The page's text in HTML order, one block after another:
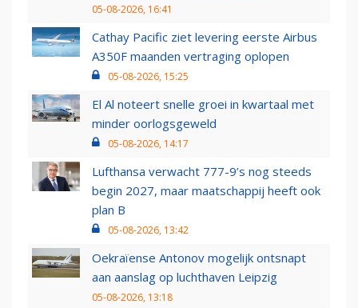
05-08-2026, 16:41
Cathay Pacific ziet levering eerste Airbus
A350F maanden vertraging oplopen
05-08-2026, 15:25
El Al noteert snelle groei in kwartaal met
minder oorlogsgeweld
05-08-2026, 14:17
Lufthansa verwacht 777-9’s nog steeds
begin 2027, maar maatschappij heeft ook
plan B
05-08-2026, 13:42
Oekraïense Antonov mogelijk ontsnapt
aan aanslag op luchthaven Leipzig
05-08-2026, 13:18